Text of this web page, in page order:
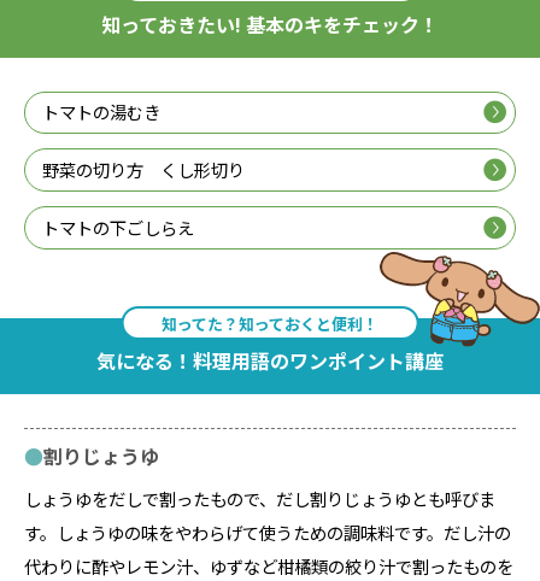
知っておきたい! 基本のキをチェック！
トマトの湯むき
野菜の切り方 くし形切り
トマトの下ごしらえ
知ってた？知っておくと便利！
気になる！料理用語のワンポイント講座
割りじょうゆ
しょうゆをだしで割ったもので、だし割りじょうゆとも呼びま
す。しょうゆの味をやわらげて使うための調味料です。だし汁の
代わりに酢やレモン汁、ゆずなど柑橘類の絞り汁で割ったものを